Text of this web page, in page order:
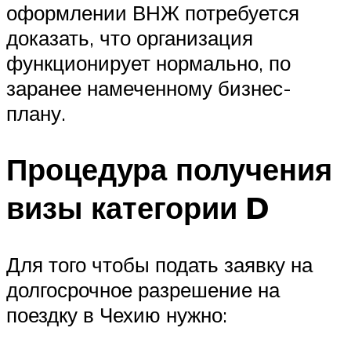
оформлении ВНЖ потребуется
доказать, что организация
функционирует нормально, по
заранее намеченному бизнес-
плану.
Процедура получения
визы категории D
Для того чтобы подать заявку на
долгосрочное разрешение на
поездку в Чехию нужно: